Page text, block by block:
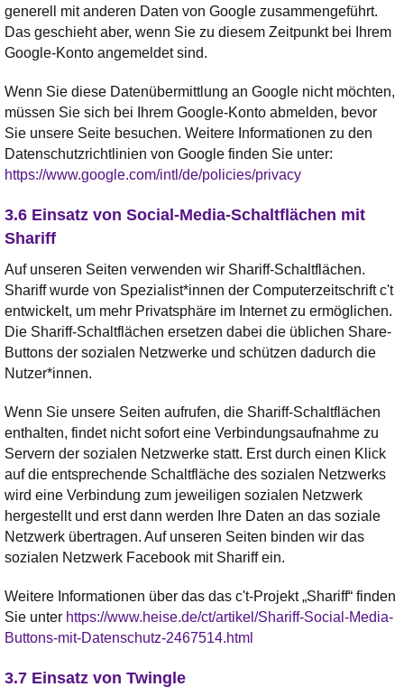
generell mit anderen Daten von Google zusammengeführt.
Das geschieht aber, wenn Sie zu diesem Zeitpunkt bei Ihrem
Google-Konto angemeldet sind.
Wenn Sie diese Datenübermittlung an Google nicht möchten,
müssen Sie sich bei Ihrem Google-Konto abmelden, bevor
Sie unsere Seite besuchen. Weitere Informationen zu den
Datenschutzrichtlinien von Google finden Sie unter:
https://www.google.com/intl/de/policies/privacy
3.6 Einsatz von Social-Media-Schaltflächen mit
Shariff
Auf unseren Seiten verwenden wir Shariff-Schaltflächen.
Shariff wurde von Spezialist*innen der Computerzeitschrift c't
entwickelt, um mehr Privatsphäre im Internet zu ermöglichen.
Die Shariff-Schaltflächen ersetzen dabei die üblichen Share-
Buttons der sozialen Netzwerke und schützen dadurch die
Nutzer*innen.
Wenn Sie unsere Seiten aufrufen, die Shariff-Schaltflächen
enthalten, findet nicht sofort eine Verbindungsaufnahme zu
Servern der sozialen Netzwerke statt. Erst durch einen Klick
auf die entsprechende Schaltfläche des sozialen Netzwerks
wird eine Verbindung zum jeweiligen sozialen Netzwerk
hergestellt und erst dann werden Ihre Daten an das soziale
Netzwerk übertragen. Auf unseren Seiten binden wir das
sozialen Netzwerk Facebook mit Shariff ein.
Weitere Informationen über das das c't-Projekt „Shariff“ finden
Sie unter https://www.heise.de/ct/artikel/Shariff-Social-Media-
Buttons-mit-Datenschutz-2467514.html
3.7 Einsatz von Twingle